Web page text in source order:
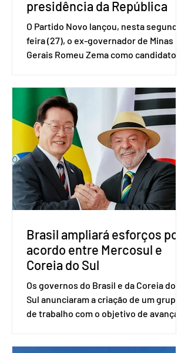
presidência da República
O Partido Novo lançou, nesta segunda-
feira (27), o ex-governador de Minas
Gerais Romeu Zema como candidato à
Brasília. O Novo ainda não definiu quem
vai compor a chapa como candidato a
vice-presidente. A convenção contou
com a presença do presidente nacional
do partido, Eduardo Ribeiro, e do
senador Eduardo Girão, filiado ao Novo
desde fevereiro de 2023. Formado em
administração de empresas pela
Fundaç
Brasil ampliará esforços por
acordo entre Mercosul e
Coreia do Sul
Os governos do Brasil e da Coreia do
Sul anunciaram a criação de um grupo
de trabalho com o objetivo de avançar